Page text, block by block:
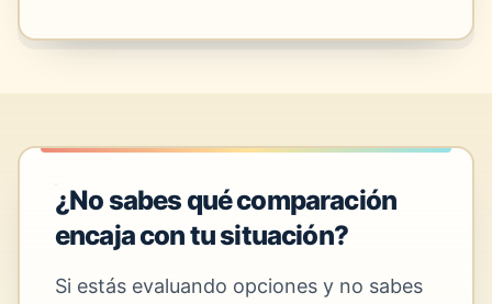
¿No sabes qué comparación
encaja con tu situación?
Si estás evaluando opciones y no sabes